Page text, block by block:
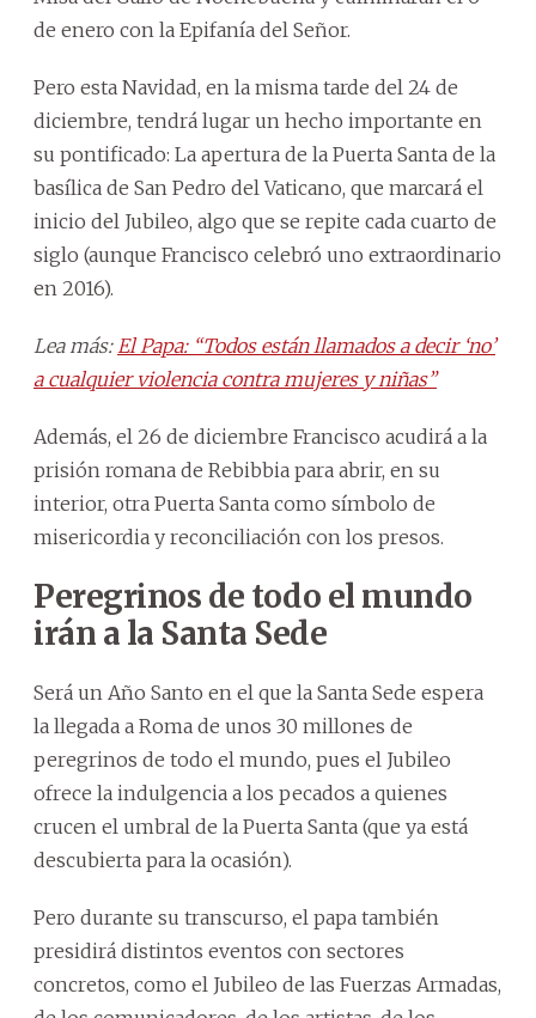
de enero con la Epifanía del Señor.
Pero esta Navidad, en la misma tarde del 24 de
diciembre, tendrá lugar un hecho importante en
su pontificado: La apertura de la Puerta Santa de la
basílica de San Pedro del Vaticano, que marcará el
inicio del Jubileo, algo que se repite cada cuarto de
siglo (aunque Francisco celebró uno extraordinario
en 2016).
Lea más: El Papa: “Todos están llamados a decir ‘no’
a cualquier violencia contra mujeres y niñas”
Además, el 26 de diciembre Francisco acudirá a la
prisión romana de Rebibbia para abrir, en su
interior, otra Puerta Santa como símbolo de
misericordia y reconciliación con los presos.
Peregrinos de todo el mundo
irán a la Santa Sede
Será un Año Santo en el que la Santa Sede espera
la llegada a Roma de unos 30 millones de
peregrinos de todo el mundo, pues el Jubileo
ofrece la indulgencia a los pecados a quienes
crucen el umbral de la Puerta Santa (que ya está
descubierta para la ocasión).
Pero durante su transcurso, el papa también
presidirá distintos eventos con sectores
concretos, como el Jubileo de las Fuerzas Armadas,